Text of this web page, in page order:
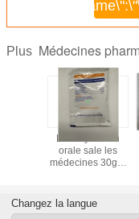
Plus Médecines
La réhydration
orale sale les
médecines 30gm
Changez la langue